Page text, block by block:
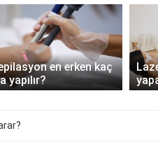
en erken kaç
yapılır?